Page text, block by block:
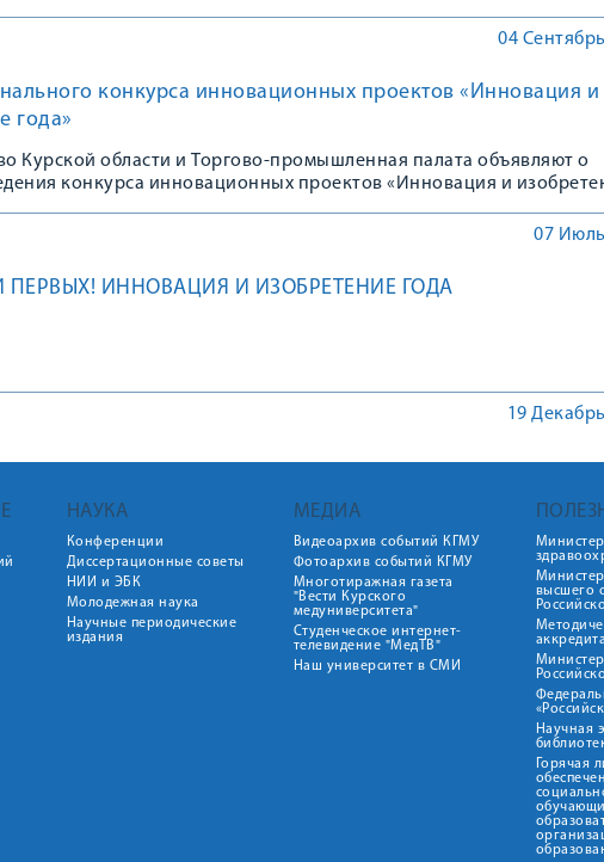
04
конкурса инновационных проектов «Инновация и
года»
Курской области и Торгово-промышленная палата объявляют о
конкурса инновационных проектов «Инновация и
07
ПЕРВЫХ! ИННОВАЦИЯ И ИЗОБРЕТЕНИЕ ГОДА
19
НАУКА
Конференции
Диссертационные советы
НИИ и ЭБК
Молодежная наука
Научные периодические
издания
МЕДИА
Видеоархив событий КГМУ
Фотоархив событий КГМУ
Многотиражная газета
"Вести Курского
медуниверситета"
Студенческое интернет-
телевидение "МедТВ"
Наш университет в СМИ
высшего
Научная
Горячая